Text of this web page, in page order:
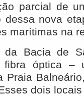
parcial de
dessa nova
marítimas na
da Bacia de
fibra óptica –
Praia
dois